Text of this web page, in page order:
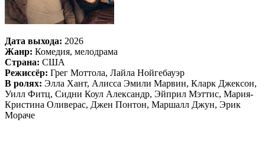
Дата выхода: 2026
Жанр: Комедия, мелодрама
Страна: США
Режиссёр: Грег Моттола, Лайла Нойгебауэр
В ролях: Элла Хант, Алисса Эмили Марвин, Кларк Джексон,
Уилл Фитц, Сидни Коул Александр, Эйприл Мэттис, Мария-
Кристина Оливерас, Джен Понтон, Маршалл Джун, Эрик
Мораче